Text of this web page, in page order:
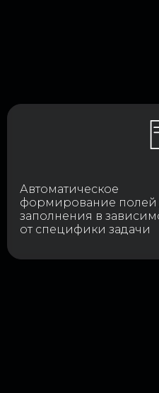
Автоматическое
формирование полей
заполнения в
от специфики задачи